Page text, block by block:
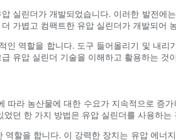
실린더가 개발되었습니다. 이러한 발전에
가볍고 컴팩트한 유압 실린더가 개발되어
역할을 합니다. 도구 들어올리기 및 내
유압 실린더 기술을 이해하고 활용하는 것
라 농산물에 대한 수요가 지속적으로 증
던 한 가지 방법은 유압 실린더를 사용하는
할을 합니다. 이 강력한 장치는 유압 에너